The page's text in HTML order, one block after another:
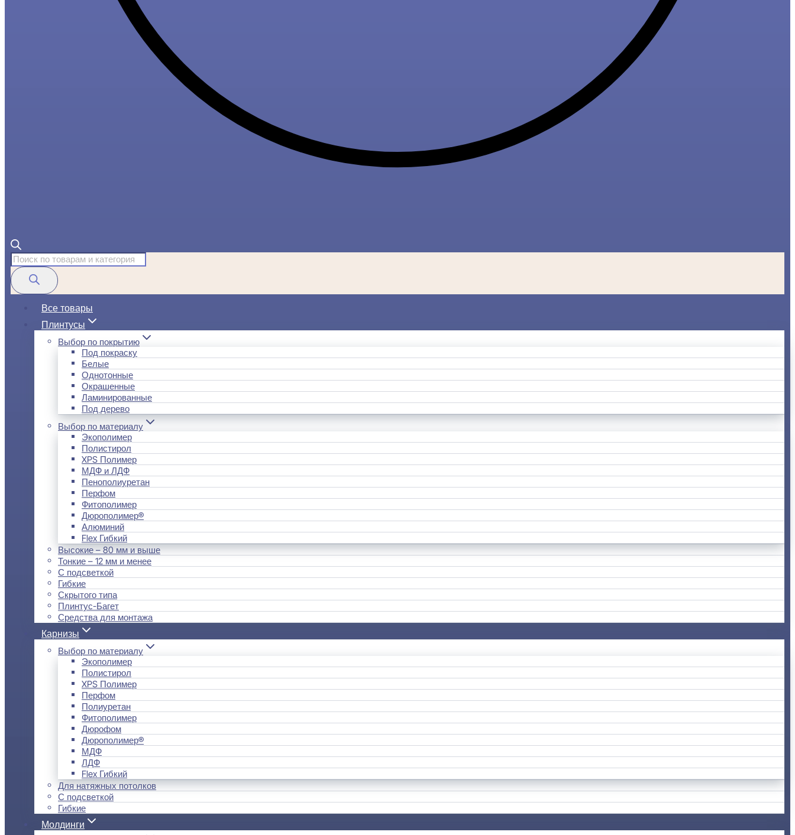
Поиск
товаров
Все товары
Плинтусы
Выбор по покрытию
Под покраску
Белые
Однотонные
Окрашенные
Ламинированные
Под дерево
Выбор по материалу
Экополимер
Полистирол
XPS Полимер
МДФ и ЛДФ
Пенополиуретан
Перфом
Фитополимер
Дюрополимер®
Алюминий
Flex Гибкий
Высокие – 80 мм и выше
Тонкие – 12 мм и менее
С подсветкой
Гибкие
Скрытого типа
Плинтус-Багет
Средства для монтажа
Карнизы
Выбор по материалу
Экополимер
Полистирол
XPS Полимер
Перфом
Полиуретан
Фитополимер
Дюрофом
Дюрополимер®
МДФ
ЛДФ
Flex Гибкий
Для натяжных потолков
С подсветкой
Гибкие
Молдинги